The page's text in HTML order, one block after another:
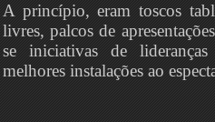
A princípio, eram toscos
livres, palcos de
se iniciativas de
melhores instalações ao